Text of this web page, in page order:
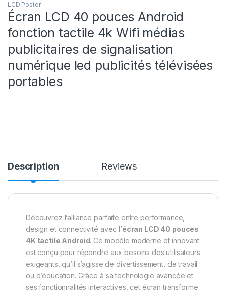
LCD Poster
Écran LCD 40 pouces Android
fonction tactile 4k Wifi médias
publicitaires de signalisation
numérique led publicités télévisées
portables
Description Reviews
Découvrez l’alliance parfaite entre performance,
design et connectivité avec l’écran LCD 40 pouces
4K tactile Android. Ce modèle moderne et innovant
est conçu pour répondre aux besoins des utilisateurs
exigeants, qu’il s’agisse de divertissement, de travail
ou d’éducation. Grâce à sa technologie avancée et
ses fonctionnalités interactives, cet écran transforme